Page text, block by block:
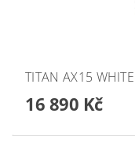
TITAN AX15 WHITE
16 890 Kč